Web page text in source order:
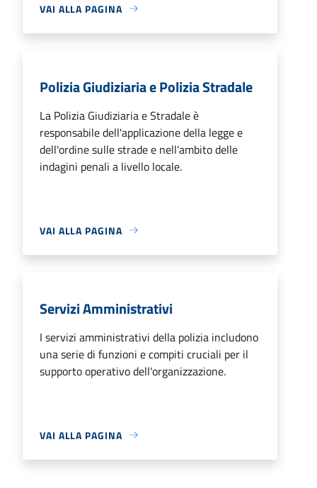
VAI ALLA PAGINA
Polizia Giudiziaria e Polizia Stradale
La Polizia Giudiziaria e Stradale è
responsabile dell'applicazione della legge e
dell'ordine sulle strade e nell'ambito delle
indagini penali a livello locale.
VAI ALLA PAGINA
Servizi Amministrativi
I servizi amministrativi della polizia includono
una serie di funzioni e compiti cruciali per il
supporto operativo dell'organizzazione.
VAI ALLA PAGINA